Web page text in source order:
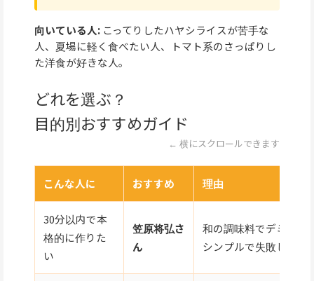
向いている人: こってりしたハヤシライスが苦手な
人、夏場に軽く食べたい人、トマト系のさっぱりし
た洋食が好きな人。
どれを選ぶ？
目的別おすすめガイド
← 横にスクロールできます
こんな人に おすすめ 理由
30分以内で本
格的に作りた
い
笠原将弘さ
ん
和の調味料でデミ缶不
シンプルで失敗しにく